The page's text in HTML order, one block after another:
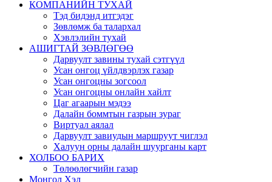
КОМПАНИЙН ТУХАЙ
Тэд бидэнд итгэдэг
Зөвлөмж ба талархал
Хэвлэлийн тухай
АШИГТАЙ ЗӨВЛӨГӨӨ
Дарвуулт завины тухай сэтгүүл
Усан онгоц үйлдвэрлэх газар
Усан онгоцны зогсоол
Усан онгоцны онлайн хайлт
Цаг агаарын мэдээ
Далайн боммтын газрын зураг
Виртуал аялал
Дарвуулт завиудын маршруут чиглэл
Халуун орны далайн шуурганы карт
ХОЛБОО БАРИХ
Төлөөлөгчийн газар
Монгол Хэл